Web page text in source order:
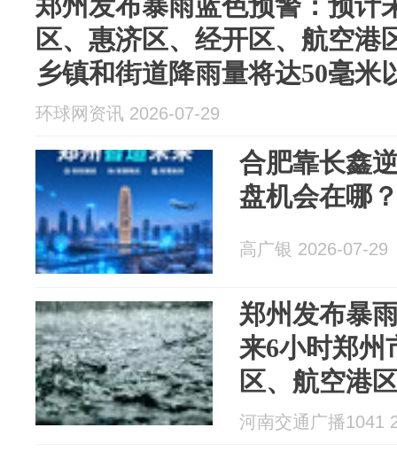
区、惠济区、经开区、航空港
乡镇和街道降雨量将达50毫米
环球网资讯 2026-07-29
合肥靠长鑫
盘机会在哪
高广银 2026-07-29
郑州发布暴
来6小时郑州
区、航空港
以上
河南交通广播1041